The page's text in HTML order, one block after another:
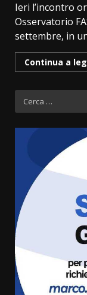
Ieri l’incontro
Osservatorio
settembre, in
Continua a
Ricerca
per: